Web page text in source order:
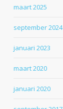
maart 2025
september 2024
januari 2023
maart 2020
januari 2020